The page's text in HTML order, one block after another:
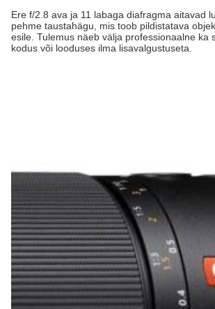
Ere f/2.8 ava ja 11 labaga diafragma aitavad
pehme taustahägu, mis toob pildistatava
esile. Tulemus näeb välja professionaalne ka
kodus või looduses ilma lisavalgustuseta.